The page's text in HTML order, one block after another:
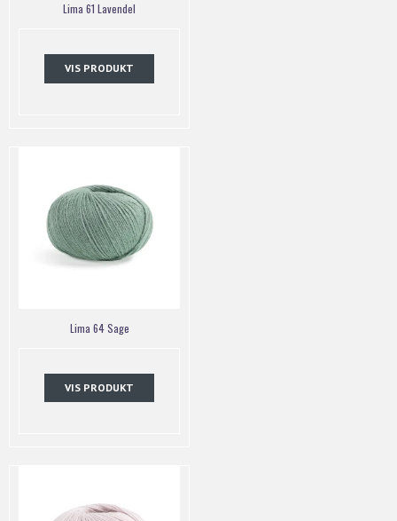
Lima 61 Lavendel
VIS PRODUKT
Lima 64 Sage
VIS PRODUKT